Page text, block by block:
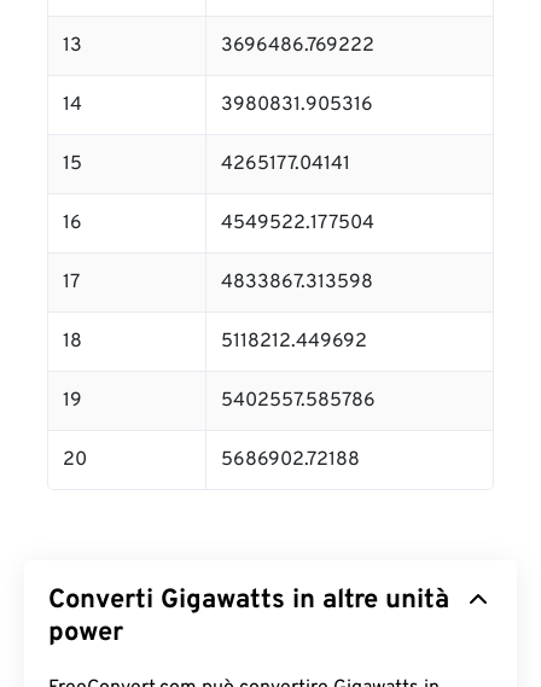
13 3696486.769222
14 3980831.905316
15 4265177.04141
16 4549522.177504
17 4833867.313598
18 5118212.449692
19 5402557.585786
20 5686902.72188
Converti Gigawatts in altre unità
power